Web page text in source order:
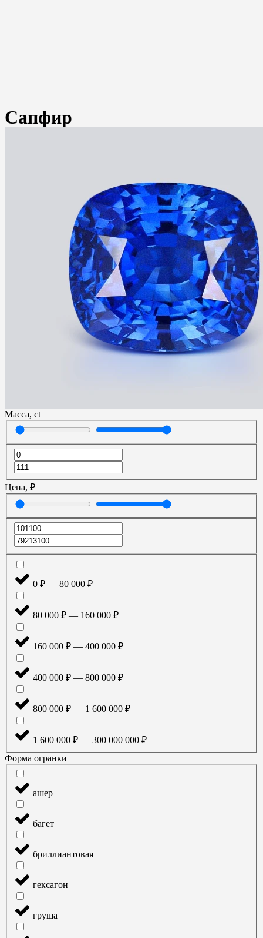
Сапфир
Масса, ct
Цена, ₽
0 ₽ — 80 000 ₽
80 000 ₽ — 160 000 ₽
160 000 ₽ — 400 000 ₽
400 000 ₽ — 800 000 ₽
800 000 ₽ — 1 600 000 ₽
1 600 000 ₽ — 300 000 000 ₽
Форма огранки
ашер
багет
бриллиантовая
гексагон
груша